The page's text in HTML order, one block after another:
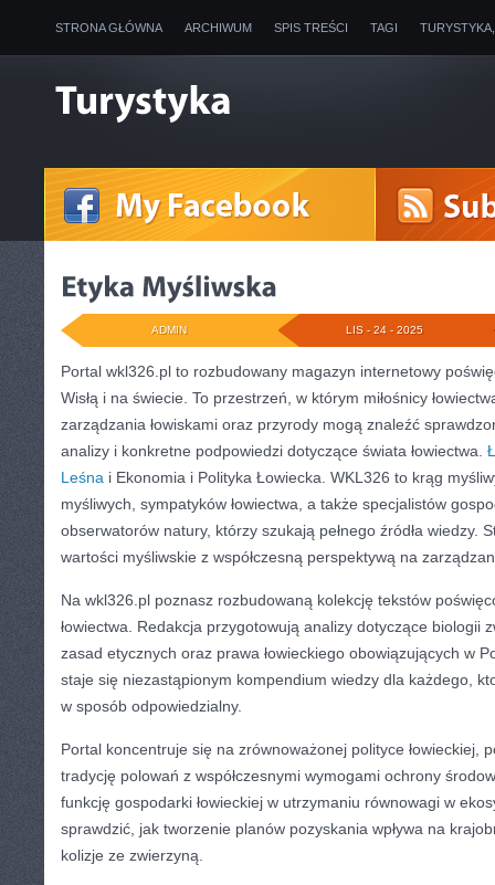
STRONA GŁÓWNA ARCHIWUM SPIS TREŚCI TAGI
LIS - 24 - 2025
ADMIN
Portal wkl326.pl to rozbudowany magazyn internetowy
Wisłą i na świecie. To przestrzeń, w którym miłośnicy
zarządzania łowiskami oraz przyrody mogą znaleźć
analizy i konkretne podpowiedzi dotyczące świata łowiectwa.
Leśna i Ekonomia i Polityka Łowiecka. WKL326 to krąg
myśliwych, sympatyków łowiectwa, a także specjalistów
obserwatorów natury, którzy szukają pełnego źródła wiedzy.
wartości myśliwskie z współczesną perspektywą na
Na wkl326.pl poznasz rozbudowaną kolekcję tekstów
łowiectwa. Redakcja przygotowują analizy dotyczące biologii
zasad etycznych oraz prawa łowieckiego obowiązujących w
staje się niezastąpionym kompendium wiedzy dla każdego,
w sposób odpowiedzialny.
Portal koncentruje się na zrównoważonej polityce łowieckiej,
tradycję polowań z współczesnymi wymogami ochrony
funkcję gospodarki łowieckiej w utrzymaniu równowagi w
sprawdzić, jak tworzenie planów pozyskania wpływa na
kolizje ze zwierzyną.